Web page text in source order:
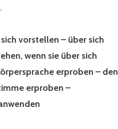
vorstellen – über sich
wenn sie über sich
erproben – den
erproben –